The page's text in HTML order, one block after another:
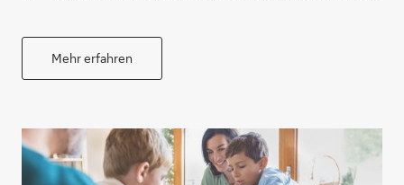
Mehr erfahren